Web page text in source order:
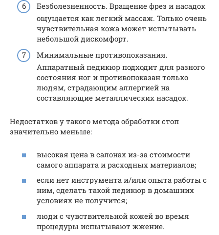
Безболезненность. Вращение фрез и насадок
ощущается как легкий массаж. Только очень
чувствительная кожа может испытывать
небольшой дискомфорт.
Минимальные противопоказания.
Аппаратный педикюр подходит для разного
состояния ног и противопоказан только
людям, страдающим аллергией на
составляющие металлических насадок.
Недостатков у такого метода обработки стоп
значительно меньше:
высокая цена в салонах из-за стоимости
самого аппарата и расходных материалов;
если нет инструмента и/или опыта работы с
ним, сделать такой педикюр в домашних
условиях не получится;
люди с чувствительной кожей во время
процедуры испытывают жжение.